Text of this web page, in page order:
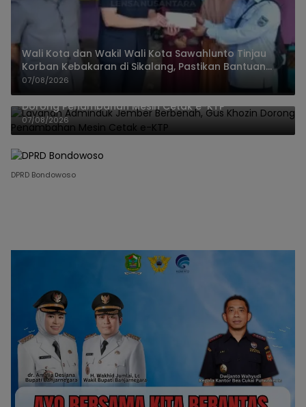
Wali Kota dan Wakil Wali Kota Sawahlunto Tinjau
Korban Kebakaran di Sikalang, Pastikan Bantuan
dan Perkuat Mitigasi Bencana
07/08/2026
Layanan Adminduk Jember Berbenah, Gus Khozin
Dorong Penambahan Mesin Cetak e-KTP
07/08/2026
DPRD Bondowoso